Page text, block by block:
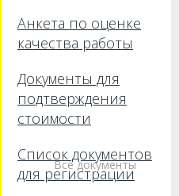
Анкета по оценке
качества работы
Документы для
подтверждения
стоимости
Список документов
для регистрации
Все документы